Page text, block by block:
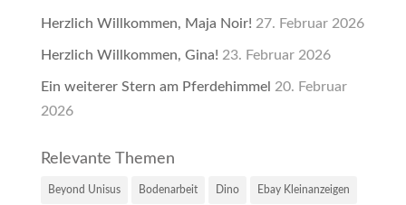
Herzlich Willkommen, Maja Noir! 27. Februar 2026
Herzlich Willkommen, Gina! 23. Februar 2026
Ein weiterer Stern am Pferdehimmel 20. Februar
2026
Relevante Themen
Beyond Unisus Bodenarbeit Dino Ebay Kleinanzeigen